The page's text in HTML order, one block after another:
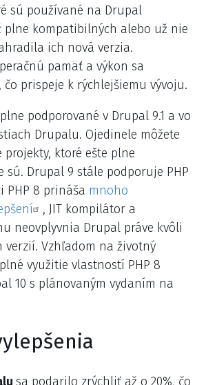
sú používané na Drupal
plne kompatibilných alebo už nie
ich nová verzia.
pamäť a výkon sa
prispeje k rýchlejšiemu vývoju.
podporované v Drupal 9.1 a vo
Drupalu. Ojedinele môžete
ktoré ešte plne
Drupal 9 stále podporuje PHP
PHP 8 prináša mnoho
, JIT kompilátor a
neovplyvnia Drupal práve kvôli
verzií. Vzhľadom na životný
využitie vlastností PHP 8
10 s plánovaným vydaním na
sa podarilo zrýchliť až o 20%, čo